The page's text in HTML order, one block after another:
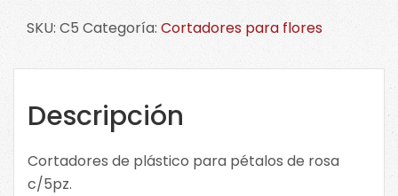
para
pétalos
rosa
c/5pz.
C5
cantidad
SKU:C5 Categoría:Cortadores para flores
Descripción
Cortadores de plástico para pétalos de rosa
c/5pz.